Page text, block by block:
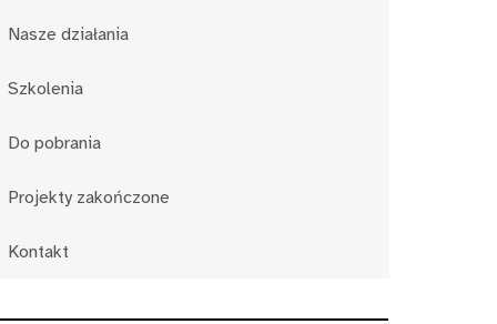
Nasze działania
Szkolenia
Do pobrania
Projekty zakończone
Kontakt